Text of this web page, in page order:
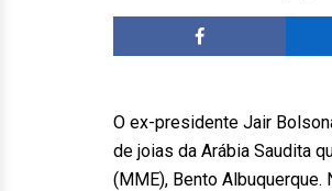
O ex-presidente Jair
de joias da Arábia Saudita
(MME), Bento